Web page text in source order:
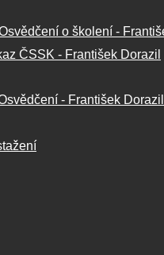
o školení -
ČSSK - František Dorazil
- František Dorazil